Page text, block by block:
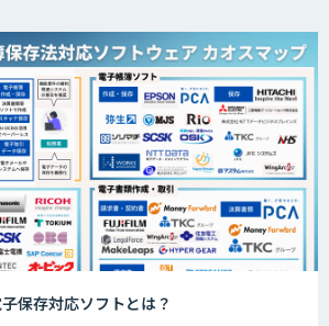
保存対応ソフトとは？